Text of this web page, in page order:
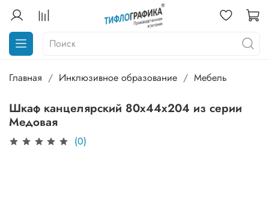
Главная Инклюзивное образование Мебель
Шкаф канцелярский 80х44х204 из серии
Медовая
(0)